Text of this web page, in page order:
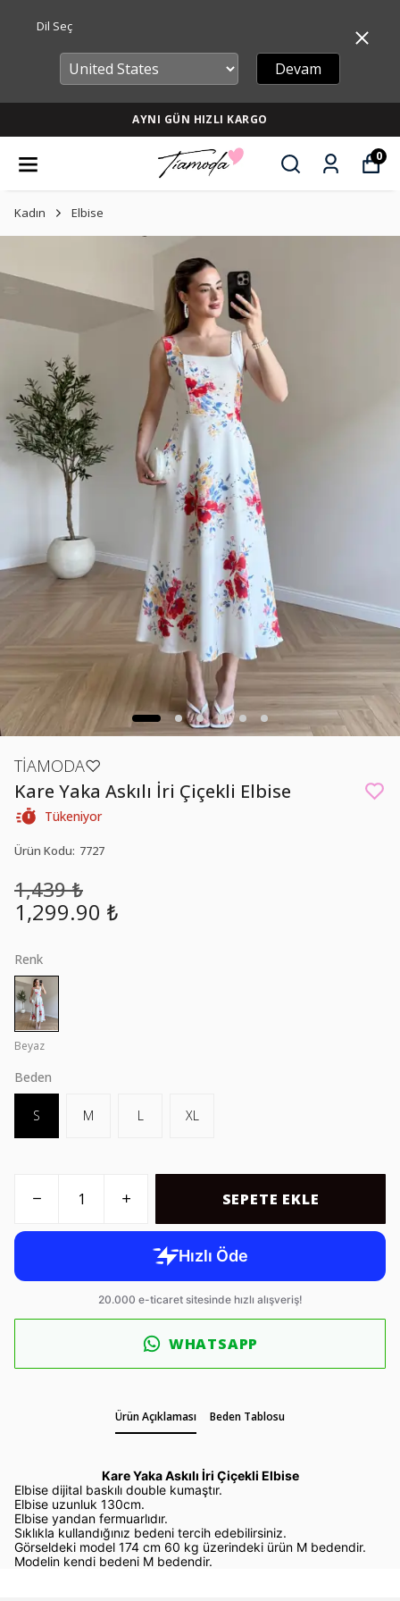
Dil Seç
Devam
AYNI GÜN HIZLI KARGO
0
Kadın Elbise
TİAMODA♡
Kare Yaka Askılı İri Çiçekli Elbise
Tükeniyor
Ürün Kodu: 7727
1,439 ₺
1,299.90 ₺
Renk
Beyaz
Beden
S M L XL
SEPETE EKLE
WHATSAPP
Ürün Açıklaması Beden Tablosu
Kare Yaka Askılı İri Çiçekli Elbise
Elbise dijital baskılı double kumaştır.
Elbise uzunluk 130cm.
Elbise yandan fermuarlıdır.
Sıklıkla kullandığınız bedeni tercih edebilirsiniz.
Görseldeki model 174 cm 60 kg üzerindeki ürün M bedendir.
Modelin kendi bedeni M bedendir.